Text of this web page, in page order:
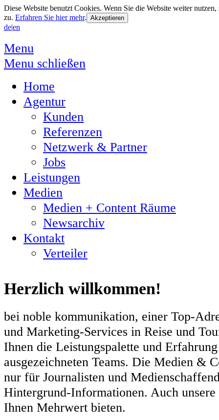
Diese Website benutzt Cookies. Wenn Sie die Website weiter
zu. Erfahren Sie hier mehr.
de|en
Menu
Menu schließen
Home
Agentur
Kunden
Referenzen
Netzwerk & Partner
Jobs
Leistungen
Medien
Medien + Content Räume
Newsarchiv
Kontakt
Verteiler
Herzlich willkommen!
bei noble kommunikation, einer Top-
und Marketing-Services in Reise und
Ihnen die Leistungspalette und
ausgezeichneten Teams. Die Medien &
nur für Journalisten und
Hintergrund-Informationen. Auch unsere
Ihnen Mehrwert bieten.